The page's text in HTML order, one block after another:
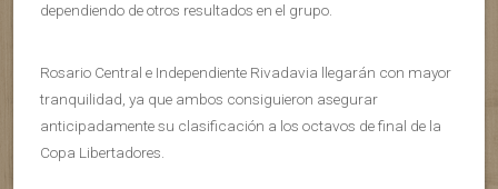
dependiendo de otros resultados en el grupo.
Rosario Central e Independiente Rivadavia llegarán con mayor
tranquilidad, ya que ambos consiguieron asegurar
anticipadamente su clasificación a los octavos de final de la
Copa Libertadores.